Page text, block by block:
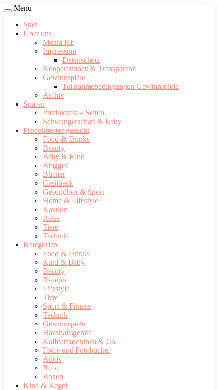
Menu
Start
Über uns
Media Kit
Impressum
Datenschutz
Kooperationen & Transparenz
Gewinnspiele
Teilnahmebedingungen Gewinnspiele
Archiv
Sparen
Produkttest – Seiten
Schwangerschaft & Baby
Produkttester gesucht
Food & Drinks
Beauty
Baby & Kind
Blogger
Bücher
Cashback
Gesundheit & Sport
Home & Lifestyle
Kaution
Reise
Tiere
Technik
Kategorien
Food & Drinks
Kind & Baby
Beauty
Rezepte
Lifestyle
Tiere
Sport & Fitness
Technik
Gewinnspiele
Haushaltsgeräte
Kaffeemaschinen & Co
Fotos und Fotobücher
Autos
Reise
Boxen
Kind & Kegel